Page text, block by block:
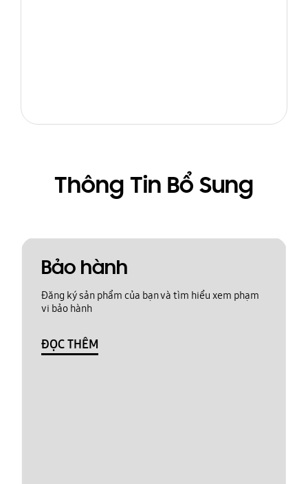
Thông Tin Bổ Sung
Bảo hành
Đăng ký sản phẩm của bạn và tìm hiểu xem phạm
vi bảo hành
ĐỌC THÊM